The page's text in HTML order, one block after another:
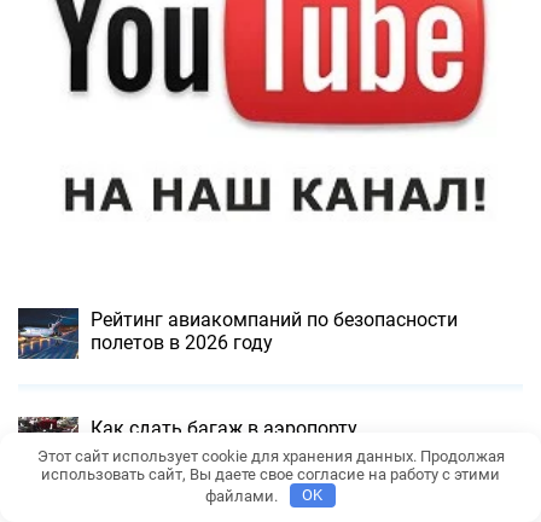
Рейтинг авиакомпаний по безопасности
полетов в 2026 году
Как сдать багаж в аэропорту
Этот сайт использует cookie для хранения данных. Продолжая
использовать сайт, Вы даете свое согласие на работу с этими
файлами.
OK